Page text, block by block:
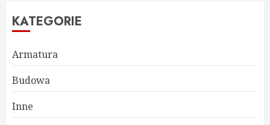
KATEGORIE
Armatura
Budowa
Inne